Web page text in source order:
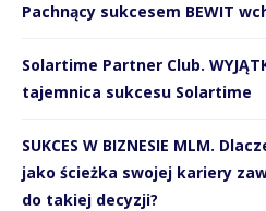
Pachnący sukcesem BEWIT
Solartime Partner Club.
tajemnica sukcesu Solartime
SUKCES W BIZNESIE MLM.
jako ścieżka swojej kariery
do takiej decyzji?